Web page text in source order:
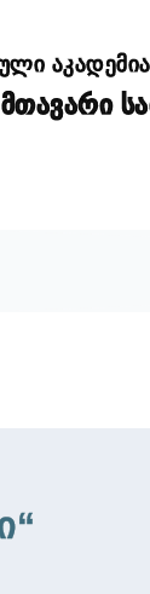
აკადემია